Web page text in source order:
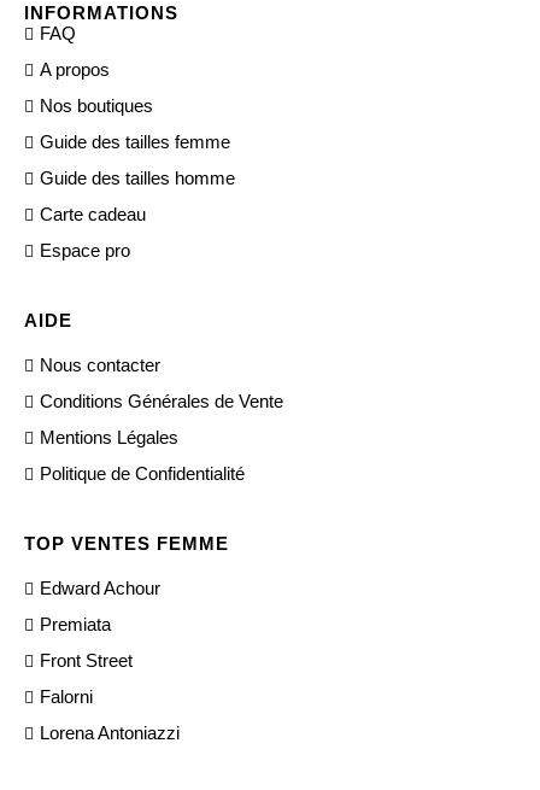
INFORMATIONS
FAQ
A propos
Nos boutiques
Guide des tailles femme
Guide des tailles homme
Carte cadeau
Espace pro
AIDE
Nous contacter
Conditions Générales de Vente
Mentions Légales
Politique de Confidentialité
TOP VENTES FEMME
Edward Achour
Premiata
Front Street
Falorni
Lorena Antoniazzi